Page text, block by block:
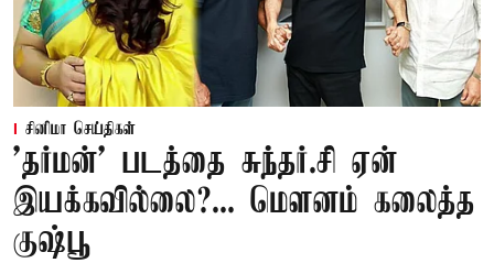
சினிமா செய்திகள்
'தர்மன்' படத்தை சுந்தர்.சி ஏன்
இயக்கவில்லை?... மௌனம் கலைத்த
குஷ்பூ